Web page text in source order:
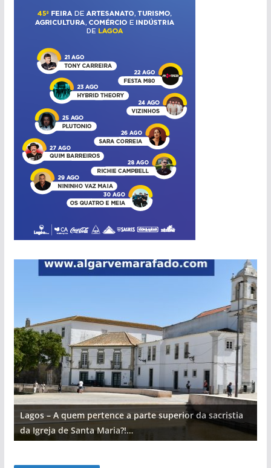
Lagos – A quem pertence a parte superior da sacristia
da Igreja de Santa Maria?!…